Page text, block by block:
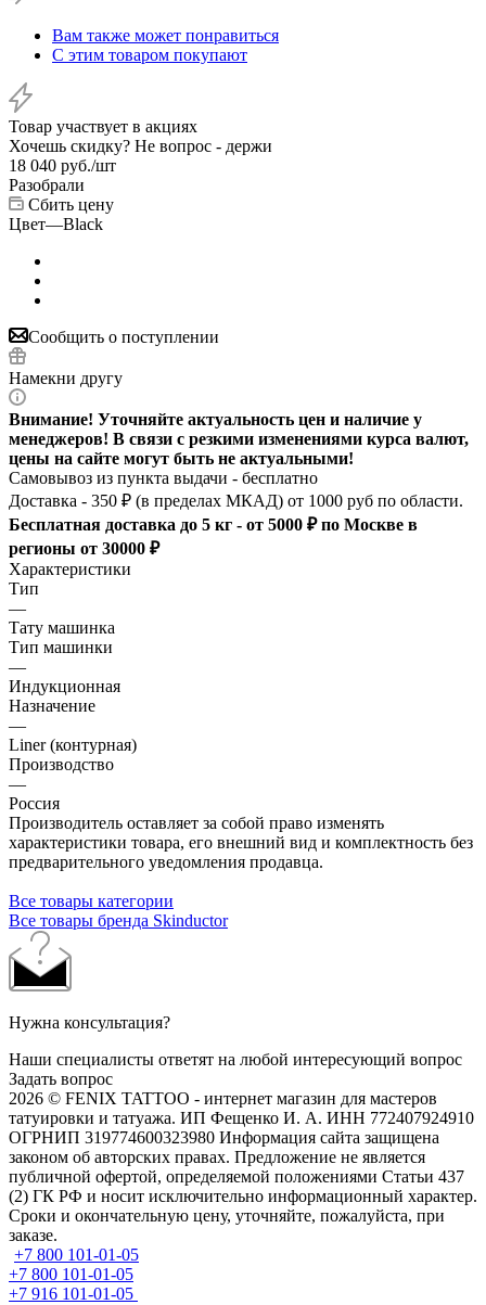
Вам также может понравиться
С этим товаром покупают
Товар участвует в акциях
Хочешь скидку? Не вопрос - держи
18 040 руб./шт
Разобрали
Сбить цену
Цвет—Black
Сообщить о поступлении
Намекни другу
Внимание! Уточняйте актуальность цен и наличие у
менеджеров! В связи с резкими изменениями курса валют,
цены на сайте могут быть не актуальными!
Самовывоз из пункта выдачи - бесплатно
Доставка - 350 ₽ (в пределах МКАД) от 1000 руб по области.
Бесплатная доставка до 5 кг - от 5000 ₽ по Москве в
регионы от 30000 ₽
Характеристики
Тип
—
Тату машинка
Тип машинки
—
Индукционная
Назначение
—
Liner (контурная)
Производство
—
Россия
Производитель оставляет за собой право изменять
характеристики товара, его внешний вид и комплектность без
предварительного уведомления продавца.
Все товары категории
Все товары бренда Skinductor
Нужна консультация?
Наши специалисты ответят на любой интересующий вопрос
Задать вопрос
2026 © FENIX TATTOO - интернет магазин для мастеров
татуировки и татуажа. ИП Фещенко И. А. ИНН 772407924910
ОГРНИП 319774600323980 Информация сайта защищена
законом об авторских правах. Предложение не является
публичной офертой, определяемой положениями Статьи 437
(2) ГК РФ и носит исключительно информационный характер.
Сроки и окончательную цену, уточняйте, пожалуйста, при
заказе.
+7 800 101-01-05
+7 800 101-01-05
+7 916 101-01-05